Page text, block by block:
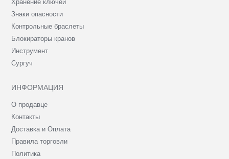
Хранение ключей
Знаки опасности
Контрольные браслеты
Блокираторы кранов
Инструмент
Сургуч
ИНФОРМАЦИЯ
О продавце
Контакты
Доставка и Оплата
Правила торговли
Политика